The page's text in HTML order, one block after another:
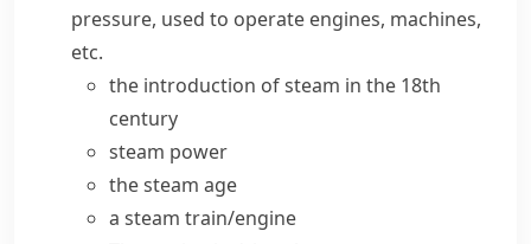
pressure, used to operate engines, machines,
etc.
the introduction of steam in the 18th
century
steam power
the steam age
a steam train/engine